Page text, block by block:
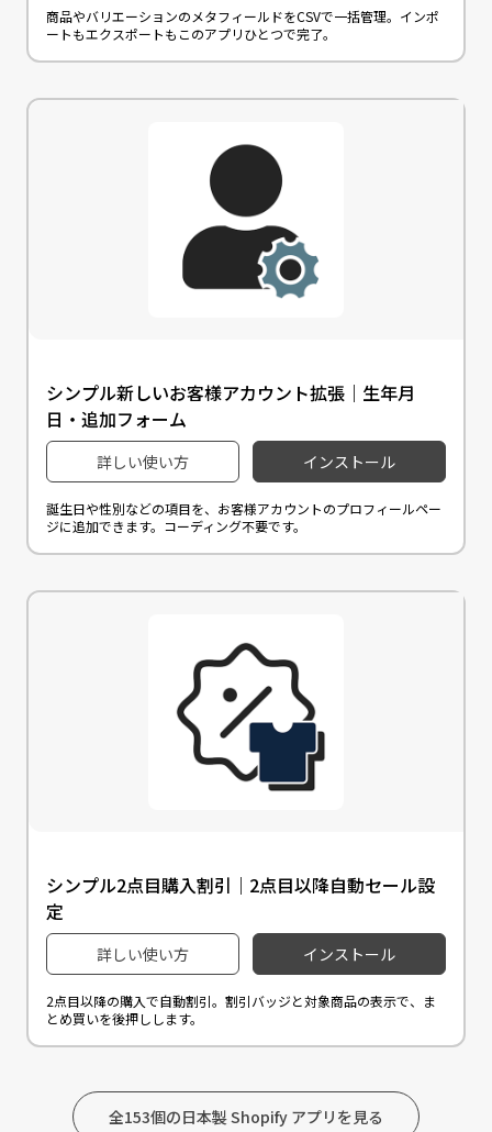
商品やバリエーションのメタフィールドをCSVで一括管理。インポ
ートもエクスポートもこのアプリひとつで完了。
シンプル新しいお客様アカウント拡張｜生年月
日・追加フォーム
詳しい使い方 インストール
誕生日や性別などの項目を、お客様アカウントのプロフィールペー
ジに追加できます。コーディング不要です。
シンプル2点目購入割引｜2点目以降自動セール設
定
詳しい使い方 インストール
2点目以降の購入で自動割引。割引バッジと対象商品の表示で、ま
とめ買いを後押しします。
全153個の日本製 Shopify アプリを見る